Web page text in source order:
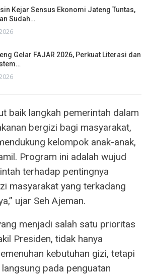
Kejar Sensus Ekonomi Jateng Tuntas,
Sudah…
Gelar FAJAR 2026, Perkuat Literasi dan
baik langkah pemerintah dalam
bergizi bagi masyarakat,
kelompok anak-anak,
Program ini adalah wujud
terhadap pentingnya
masyarakat yang terkadang
ujar Seh Ajeman.
menjadi salah satu prioritas
Presiden, tidak hanya
kebutuhan gizi, tetapi
pada penguatan